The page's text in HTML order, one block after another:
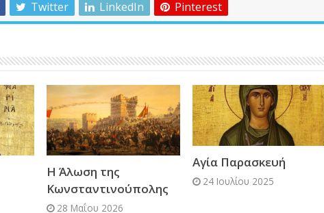
Twitter LinkedIn Pinterest
Η Άλωση της
Κωνσταντινούπολης
28 Μαΐου 2026
Αγία Παρασκευή
24 Ιουλίου 2025